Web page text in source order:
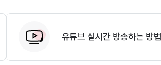
유튜브 실시간 방송하는 방법